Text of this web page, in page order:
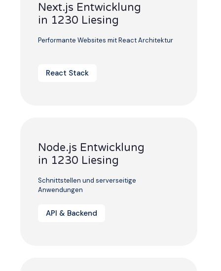
Next.js Entwicklung
in 1230 Liesing
Performante Websites mit React Architektur
React Stack
Node.js Entwicklung
in 1230 Liesing
Schnittstellen und serverseitige
Anwendungen
API & Backend